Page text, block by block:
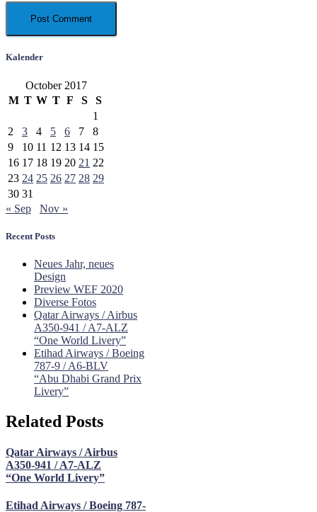
Kalender
October 2017
M T W T F S
S
1
2
3 4 5 6 7
8
9
10 11 12 13 14 15
16 17 18 19 20 21 22
23 24 25 26 27 28 29
30 31
« Sep
Nov »
Recent Posts
Neues Jahr, neues
Design
Preview WEF 2020
Diverse Fotos
Qatar Airways / Airbus
A350-941 / A7-ALZ
“One World Livery”
Etihad Airways / Boeing
787-9 / A6-BLV
“Abu Dhabi Grand Prix
Livery”
Related Posts
Qatar Airways / Airbus
A350-941 / A7-ALZ
“One World Livery”
Etihad Airways / Boeing 787-